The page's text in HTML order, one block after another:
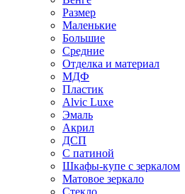
Размер
Маленькие
Большие
Средние
Отделка и материал
МДФ
Пластик
Alvic Luxe
Эмаль
Акрил
ДСП
С патиной
Шкафы-купе с зеркалом
Матовое зеркало
Стекло